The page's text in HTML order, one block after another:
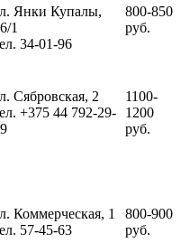
Янки Купалы,
1
34-01-96
800-850
руб.
Сябровская, 2
+375 44 792-29-
1100-
1200
руб.
Коммерческая, 1
57-45-63
800-900
руб.